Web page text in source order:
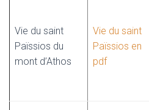
Vie du saint
Païssios du
mont d’Athos
Vie du saint
Païssios en
pdf